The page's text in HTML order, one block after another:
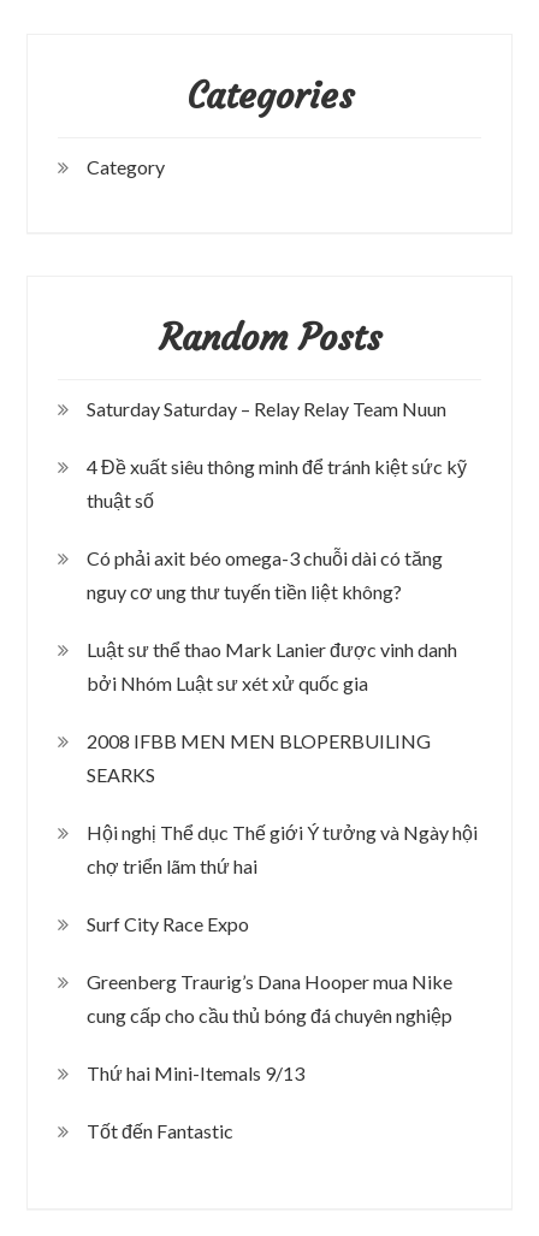
Categories
Category
Random Posts
Saturday Saturday – Relay Relay Team Nuun
4 Đề xuất siêu thông minh để tránh kiệt sức kỹ
thuật số
Có phải axit béo omega-3 chuỗi dài có tăng
nguy cơ ung thư tuyến tiền liệt không?
Luật sư thể thao Mark Lanier được vinh danh
bởi Nhóm Luật sư xét xử quốc gia
2008 IFBB MEN MEN BLOPERBUILING
SEARKS
Hội nghị Thể dục Thế giới Ý tưởng và Ngày hội
chợ triển lãm thứ hai
Surf City Race Expo
Greenberg Traurig’s Dana Hooper mua Nike
cung cấp cho cầu thủ bóng đá chuyên nghiệp
Thứ hai Mini-Itemals 9/13
Tốt đến Fantastic